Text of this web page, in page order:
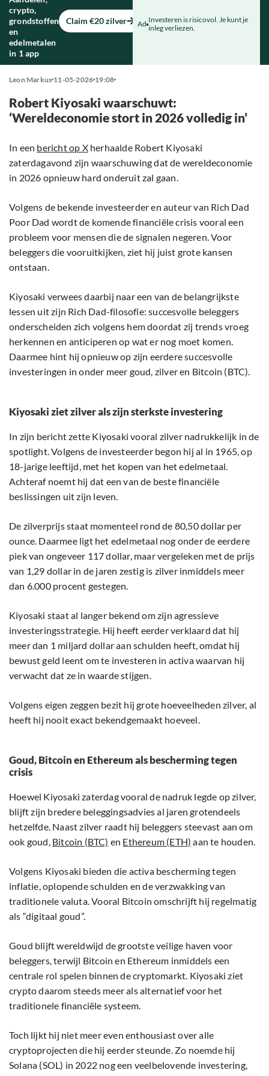
crypto,
grondstoffen
en
edelmetalen
in 1 app
Claim €20 zilver Ad Investeren is risicovol. Je kunt je
inleg verliezen.
Leon Markus 11-05-2026 19:08
Robert Kiyosaki waarschuwt:
‘Wereldeconomie stort in 2026 volledig in’
In een bericht op Xherhaalde Robert Kiyosaki
zaterdagavond zijn waarschuwing dat de wereldeconomie
in 2026 opnieuw hard onderuit zal gaan.
Volgens de bekende investeerder en auteur van Rich Dad
Poor Dad wordt de komende financiële crisis vooral een
probleem voor mensen die de signalen negeren. Voor
beleggers die vooruitkijken, ziet hij juist grote kansen
ontstaan.
Kiyosaki verwees daarbij naar een van de belangrijkste
lessen uit zijn Rich Dad-filosofie: succesvolle beleggers
onderscheiden zich volgens hem doordat zij trends vroeg
herkennen en anticiperen op wat er nog moet komen.
Daarmee hint hij opnieuw op zijn eerdere succesvolle
investeringen in onder meer goud, zilver en Bitcoin (BTC).
Kiyosaki ziet zilver als zijn sterkste investering
In zijn bericht zette Kiyosaki vooral zilver nadrukkelijk in de
spotlight. Volgens de investeerder begon hij al in 1965, op
18-jarige leeftijd, met het kopen van het edelmetaal.
Achteraf noemt hij dat een van de beste financiële
beslissingen uit zijn leven.
De zilverprijs staat momenteel rond de 80,50 dollar per
ounce. Daarmee ligt het edelmetaal nog onder de eerdere
piek van ongeveer 117 dollar, maar vergeleken met de prijs
van 1,29 dollar in de jaren zestig is zilver inmiddels meer
dan 6.000 procent gestegen.
Kiyosaki staat al langer bekend om zijn agressieve
investeringsstrategie. Hij heeft eerder verklaard dat hij
meer dan 1 miljard dollar aan schulden heeft, omdat hij
bewust geld leent om te investeren in activa waarvan hij
verwacht dat ze in waarde stijgen.
Volgens eigen zeggen bezit hij grote hoeveelheden zilver, al
heeft hij nooit exact bekendgemaakt hoeveel.
Goud, Bitcoin en Ethereum als bescherming tegen
crisis
Hoewel Kiyosaki zaterdag vooral de nadruk legde op zilver,
blijft zijn bredere beleggingsadvies al jaren grotendeels
hetzelfde. Naast zilver raadt hij beleggers steevast aan om
ook goud, Bitcoin (BTC) en Ethereum (ETH) aan te houden.
Volgens Kiyosaki bieden die activa bescherming tegen
inflatie, oplopende schulden en de verzwakking van
traditionele valuta. Vooral Bitcoin omschrijft hij regelmatig
als “digitaal goud”.
Goud blijft wereldwijd de grootste veilige haven voor
beleggers, terwijl Bitcoin en Ethereum inmiddels een
centrale rol spelen binnen de cryptomarkt. Kiyosaki ziet
crypto daarom steeds meer als alternatief voor het
traditionele financiële systeem.
Toch lijkt hij niet meer even enthousiast over alle
cryptoprojecten die hij eerder steunde. Zo noemde hij
Solana (SOL) in 2022 nog een veelbelovende investering,